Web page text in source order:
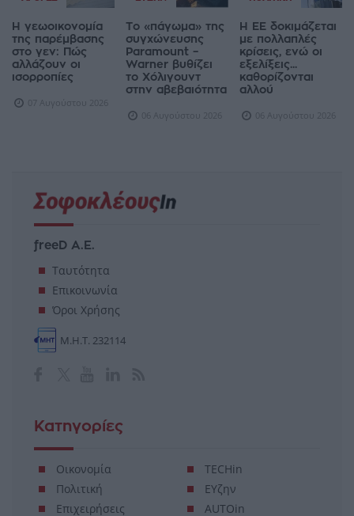
Η γεωοικονομία
της παρέμβασης
στο γεν: Πώς
αλλάζουν οι
ισορροπίες
07 Αυγούστου 2026
Το «πάγωμα» της
συγχώνευσης
Paramount –
Warner βυθίζει
το Χόλιγουντ
στην αβεβαιότητα
06 Αυγούστου 2026
Η ΕΕ δοκιμάζεται
με πολλαπλές
κρίσεις, ενώ οι
εξελίξεις...
καθορίζονται
αλλού
06 Αυγούστου 2026
freeD Α.Ε.
Ταυτότητα
Επικοινωνία
Όροι Χρήσης
Μ.Η.Τ. 232114
Κατηγορίες
Οικονομία
Πολιτική
Επιχειρήσεις
TECHin
ΕΥζην
AUTOin